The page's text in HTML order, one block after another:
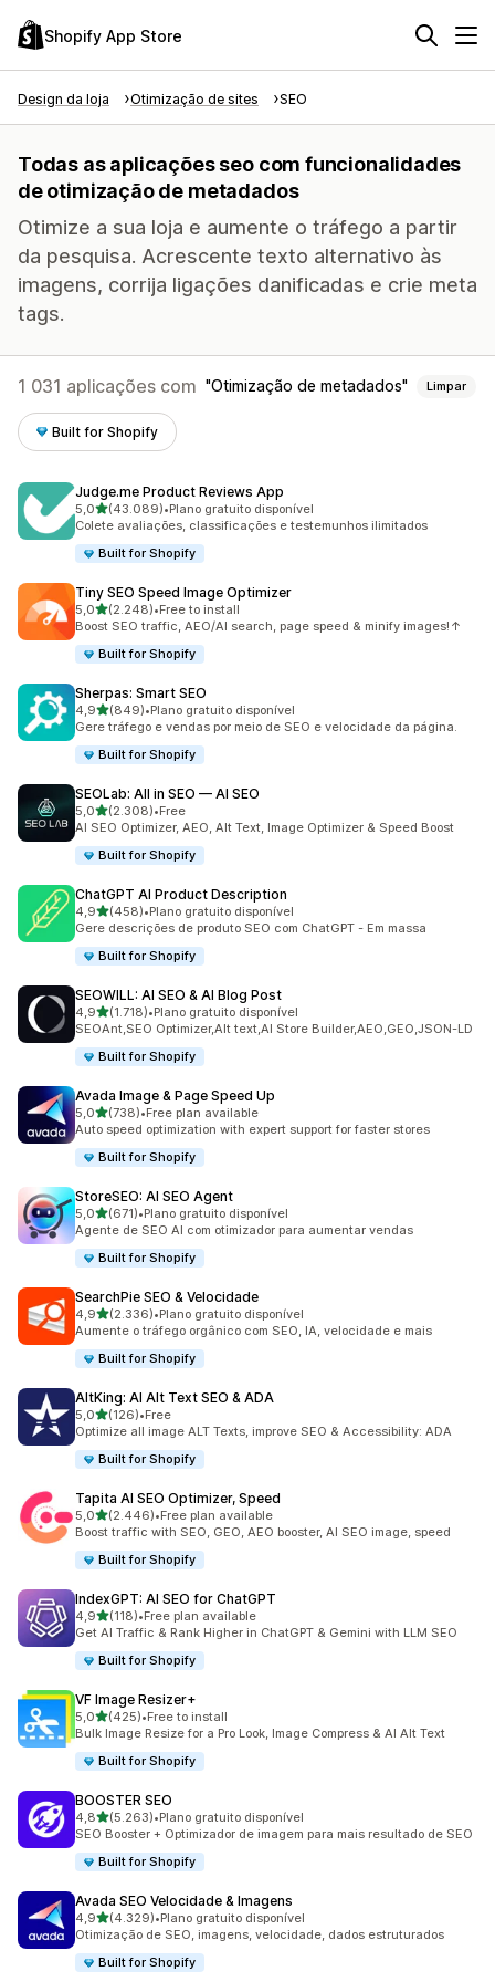
Shopify App Store
Design da loja Otimização de sites SEO
Todas as aplicações seo com funcionalidades
de otimização de metadados
Otimize a sua loja e aumente o tráfego a partir
da pesquisa. Acrescente texto alternativo às
imagens, corrija ligações danificadas e crie meta
tags.
1 031 aplicações com Otimização de metadados Limpar
Built for Shopify
Judge.me Product Reviews App
5,0de 5 estrelas
(43.089)
43089 total de avaliações
•Plano gratuito disponível
Colete avaliações, classificações e testemunhos ilimitados
Built for Shopify
Tiny SEO Speed Image Optimizer
5,0de 5 estrelas
(2.248)
2248 total de avaliações
•Free to install
Boost SEO traffic, AEO/AI search, page speed & minify images!↑
Built for Shopify
Sherpas: Smart SEO
4,9de 5 estrelas
(849)
849 total de avaliações
•Plano gratuito disponível
Gere tráfego e vendas por meio de SEO e velocidade da página.
Built for Shopify
SEOLab: All in SEO — AI SEO
5,0de 5 estrelas
(2.308)
2308 total de avaliações
•Free
AI SEO Optimizer, AEO, Alt Text, Image Optimizer & Speed Boost
Built for Shopify
ChatGPT AI Product Description
4,9de 5 estrelas
(458)
458 total de avaliações
•Plano gratuito disponível
Gere descrições de produto SEO com ChatGPT - Em massa
Built for Shopify
SEOWILL: AI SEO & AI Blog Post
4,9de 5 estrelas
(1.718)
1718 total de avaliações
•Plano gratuito disponível
SEOAnt,SEO Optimizer,Alt text,AI Store Builder,AEO,GEO,JSON-LD
Built for Shopify
Avada Image & Page Speed Up
5,0de 5 estrelas
(738)
738 total de avaliações
•Free plan available
Auto speed optimization with expert support for faster stores
Built for Shopify
StoreSEO: AI SEO Agent
5,0de 5 estrelas
(671)
671 total de avaliações
•Plano gratuito disponível
Agente de SEO AI com otimizador para aumentar vendas
Built for Shopify
SearchPie SEO & Velocidade
4,9de 5 estrelas
(2.336)
2336 total de avaliações
•Plano gratuito disponível
Aumente o tráfego orgânico com SEO, IA, velocidade e mais
Built for Shopify
AltKing: AI Alt Text SEO & ADA
5,0de 5 estrelas
(126)
126 total de avaliações
•Free
Optimize all image ALT Texts, improve SEO & Accessibility: ADA
Built for Shopify
Tapita AI SEO Optimizer, Speed
5,0de 5 estrelas
(2.446)
2446 total de avaliações
•Free plan available
Boost traffic with SEO, GEO, AEO booster, AI SEO image, speed
Built for Shopify
IndexGPT: AI SEO for ChatGPT
4,9de 5 estrelas
(118)
118 total de avaliações
•Free plan available
Get AI Traffic & Rank Higher in ChatGPT & Gemini with LLM SEO
Built for Shopify
VF Image Resizer+
5,0de 5 estrelas
(425)
425 total de avaliações
•Free to install
Bulk Image Resize for a Pro Look, Image Compress & AI Alt Text
Built for Shopify
BOOSTER SEO
4,8de 5 estrelas
(5.263)
5263 total de avaliações
•Plano gratuito disponível
SEO Booster + Optimizador de imagem para mais resultado de SEO
Built for Shopify
Avada SEO Velocidade & Imagens
4,9de 5 estrelas
(4.329)
4329 total de avaliações
•Plano gratuito disponível
Otimização de SEO, imagens, velocidade, dados estruturados
Built for Shopify